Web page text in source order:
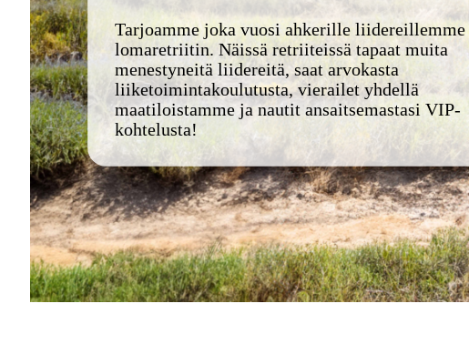
Tarjoamme joka vuosi ahkerille liidereillemme
lomaretriitin. Näissä retriiteissä tapaat muita
menestyneitä liidereitä, saat arvokasta
liiketoimintakoulutusta, vierailet yhdellä
maatiloistamme ja nautit ansaitsemastasi VIP-
kohtelusta!